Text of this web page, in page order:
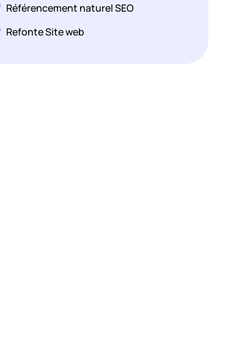
Référencement naturel SEO
Refonte Site web